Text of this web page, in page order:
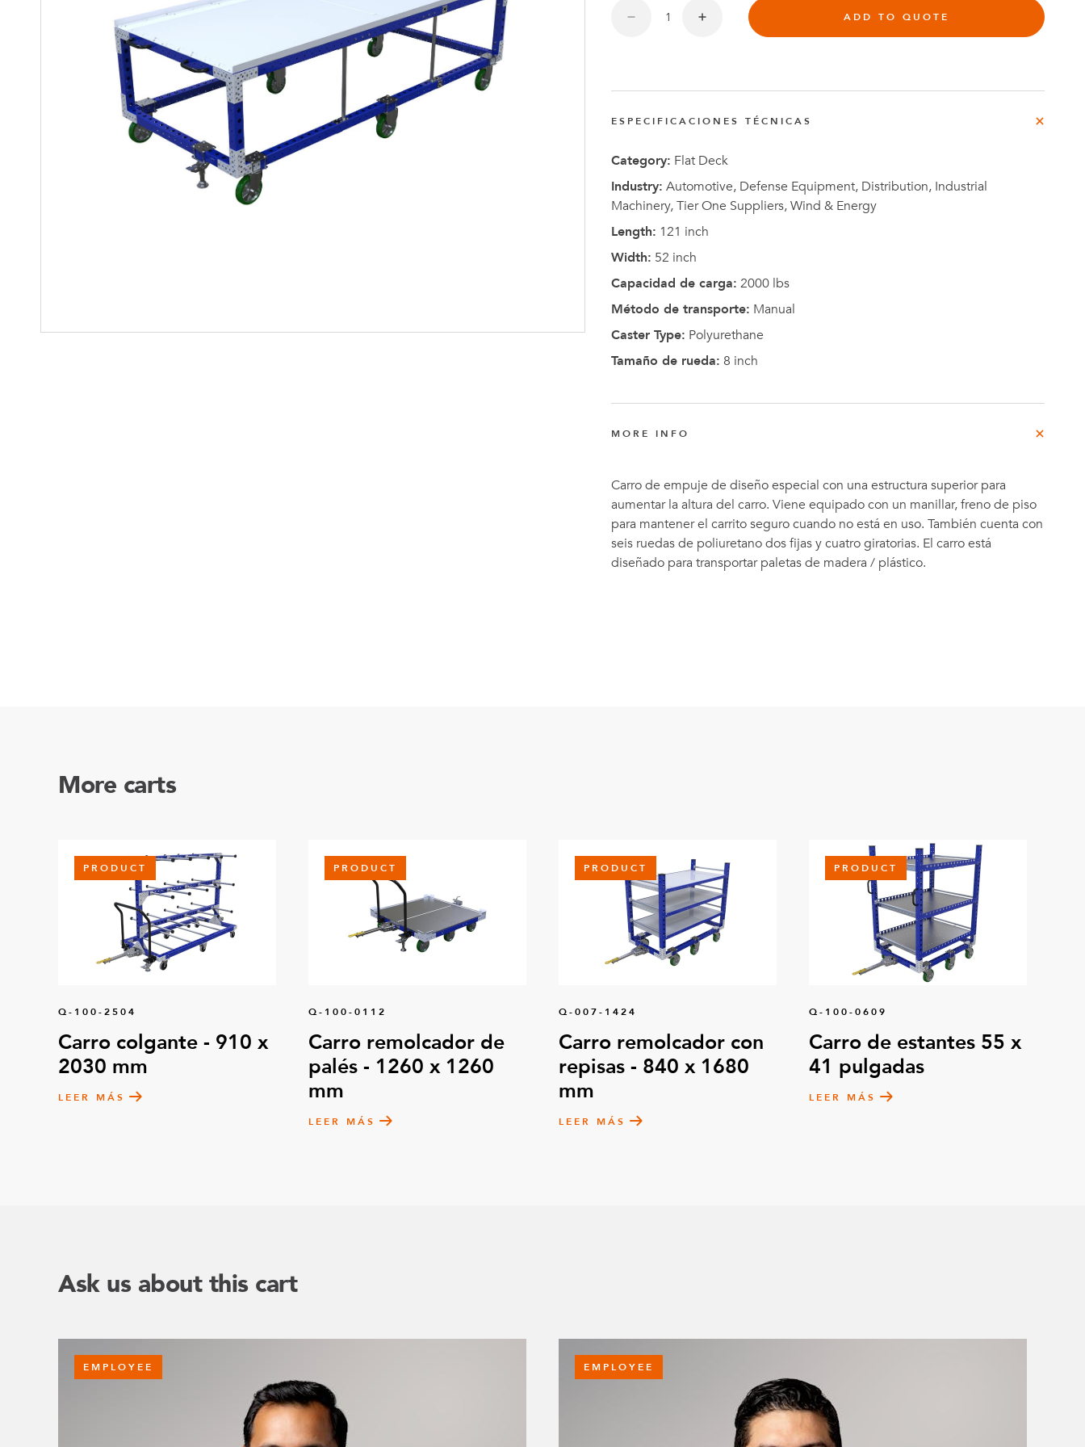
Soluciones para colgar
Soluciones Madre-Hija
Carros de kit y soluciones
especializadas
Anders
Director
Ejecutivo
FlexQube
ADD TO QUOTE
ESPECIFICACIONES TÉCNICAS
Category: Flat Deck
Industry: Automotive, Defense Equipment, Distribution, Industrial
Machinery, Tier One Suppliers, Wind & Energy
Length: 121 inch
Width: 52 inch
Capacidad de carga: 2000 lbs
Método de transporte: Manual
Caster Type: Polyurethane
Tamaño de rueda: 8 inch
MORE INFO
Carro de empuje de diseño especial con una estructura superior para
aumentar la altura del carro. Viene equipado con un manillar, freno de piso
para mantener el carrito seguro cuando no está en uso. También cuenta con
seis ruedas de poliuretano dos fijas y cuatro giratorias. El carro está
diseñado para transportar paletas de madera / plástico.
More carts
PRODUCT
Q-100-2504
Carro colgante - 910 x
2030 mm
LEER MÁS
PRODUCT
Q-100-0112
Carro remolcador de
palés - 1260 x 1260
mm
LEER MÁS
PRODUCT
Q-007-1424
Carro remolcador con
repisas - 840 x 1680
mm
LEER MÁS
PRODUCT
Q-100-0609
Carro de estantes 55 x
41 pulgadas
LEER MÁS
Ask us about this cart
EMPLOYEE EMPLOYEE